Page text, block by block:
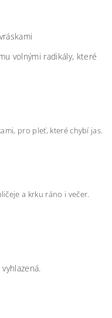
volnými radikály, které
pro pleť, které chybí jas.
a krku ráno i večer.